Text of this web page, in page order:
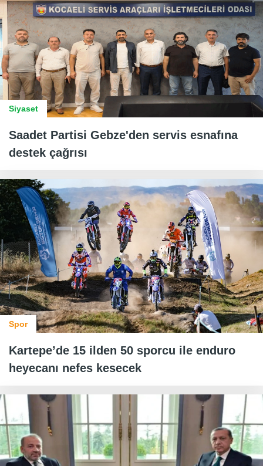
Siyaset
Saadet Partisi Gebze'den servis esnafına
destek çağrısı
Spor
Kartepe’de 15 ilden 50 sporcu ile enduro
heyecanı nefes kesecek